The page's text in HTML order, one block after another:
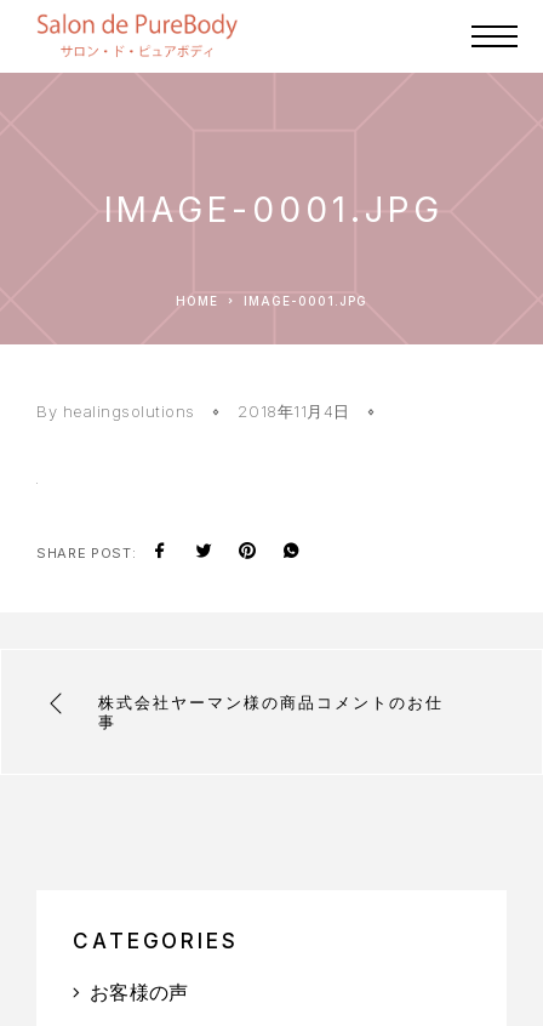
IMAGE-0001.JPG
HOME IMAGE-0001.JPG
By healingsolutions 2018年11月4日
SHARE POST:
株式会社ヤーマン様の商品コメントのお仕
事
CATEGORIES
お客様の声